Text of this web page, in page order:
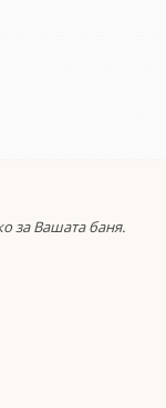
за Вашата баня.